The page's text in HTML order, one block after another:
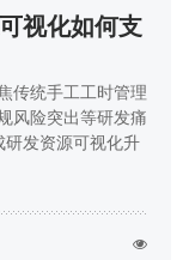
视化如何支
传统手工工时管理
风险突出等研发痛
发资源可视化升